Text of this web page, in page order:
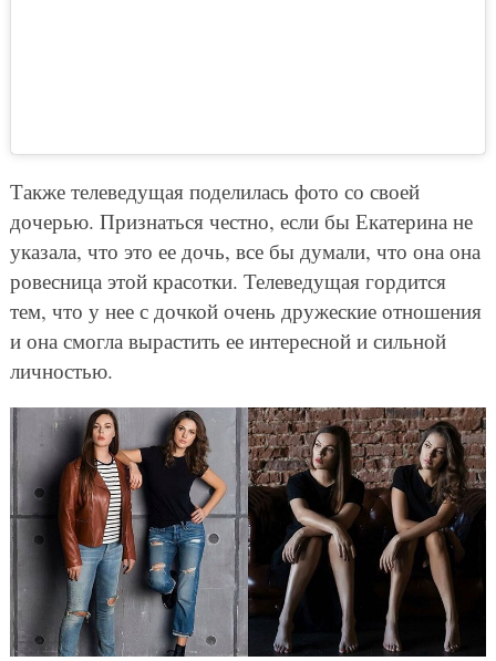
Также телеведущая поделилась фото со своей
дочерью. Признаться честно, если бы Екатерина не
указала, что это ее дочь, все бы думали, что она она
ровесница этой красотки. Телеведущая гордится
тем, что у нее с дочкой очень дружеские отношения
и она смогла вырастить ее интересной и сильной
личностью.